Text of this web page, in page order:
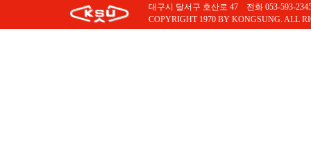
대구시 달서구 호산로 47 전화 053-593-
COPYRIGHT 1970 BY KONGSUNG. ALL